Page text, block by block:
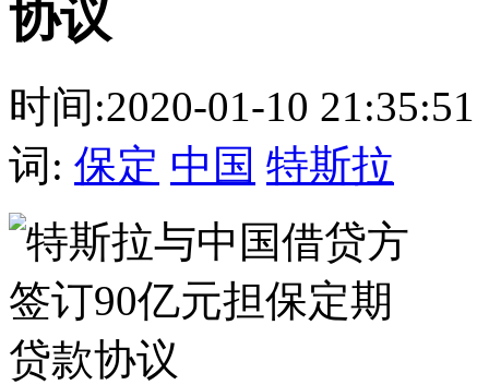
协议
时间:2020-01-10
词: 保定 中国 特斯拉